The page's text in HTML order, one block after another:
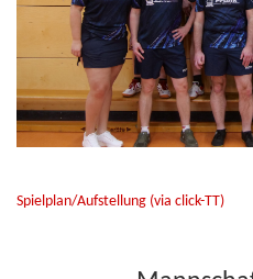
Spielplan/Aufstellung (via click-TT)